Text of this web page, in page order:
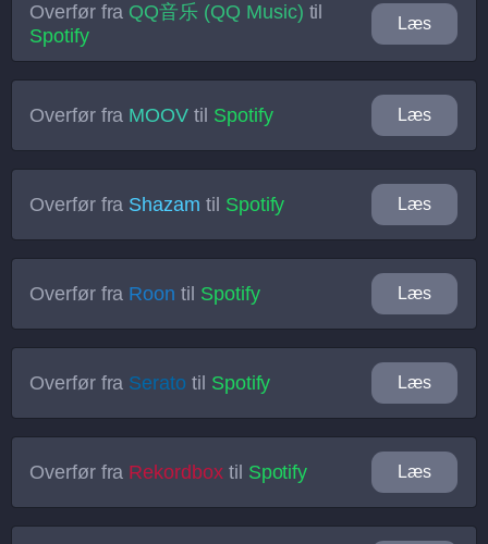
Overfør fra QQ音乐 (QQ Music) til
Spotify
Læs
Overfør fra MOOV til Spotify Læs
Overfør fra Shazam til Spotify Læs
Overfør fra Roon til Spotify Læs
Overfør fra Serato til Spotify Læs
Overfør fra Rekordboxtil Spotify Læs